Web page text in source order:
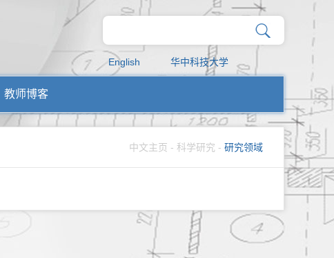
English 华中科技大学
教师博客
中文主页 - 科学研究 - 研究领域